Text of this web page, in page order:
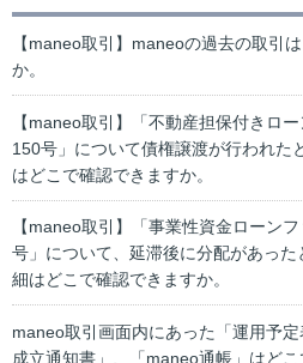
【maneo取引】maneoの過去の取引
か。
【maneo取引】「不動産担保付きロ
150号」について債権譲渡が行われた
はどこで確認できますか。
【maneo取引】「事業性資金ローン
号」について、延滞後に分配があっ
細はどこで確認できますか。
maneo取引画面内にあった「運用予
成立通知書」、「maneo通帳」はどこ